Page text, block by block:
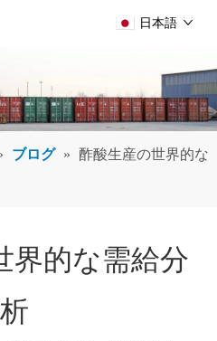
日本語
ブログ »
酢酸生産の世界的な
界的な需給分
析